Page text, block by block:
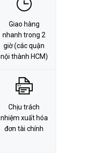
Giao hàng
nhanh trong 2
giờ (các quận
nội thành HCM)
Chịu trách
nhiệm xuất hóa
đơn tài chính